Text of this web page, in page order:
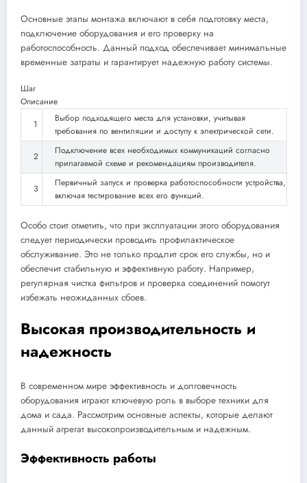
Основные этапы монтажа включают в себя подготовку места,
подключение оборудования и его проверку на
работоспособность. Данный подход обеспечивает минимальные
временные затраты и гарантирует надежную работу системы.
Шаг
Описание
1
Выбор подходящего места для установки, учитывая
требования по вентиляции и доступу к электрической сети.
2
Подключение всех необходимых коммуникаций согласно
прилагаемой схеме и рекомендациям производителя.
3
Первичный запуск и проверка работоспособности устройства,
включая тестирование всех его функций.
Особо стоит отметить, что при эксплуатации этого оборудования
следует периодически проводить профилактическое
обслуживание. Это не только продлит срок его службы, но и
обеспечит стабильную и эффективную работу. Например,
регулярная чистка фильтров и проверка соединений помогут
избежать неожиданных сбоев.
Высокая производительность и
надежность
В современном мире эффективность и долговечность
оборудования играют ключевую роль в выборе техники для
дома и сада. Рассмотрим основные аспекты, которые делают
данный агрегат высокопроизводительным и надежным.
Эффективность работы